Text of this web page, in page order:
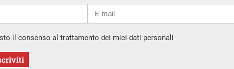
il consenso al trattamento dei miei dati personali